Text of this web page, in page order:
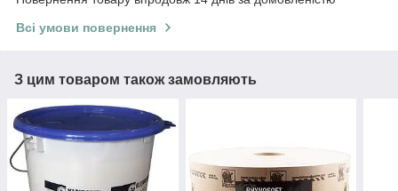
Всі умови повернення
З цим товаром також замовляють